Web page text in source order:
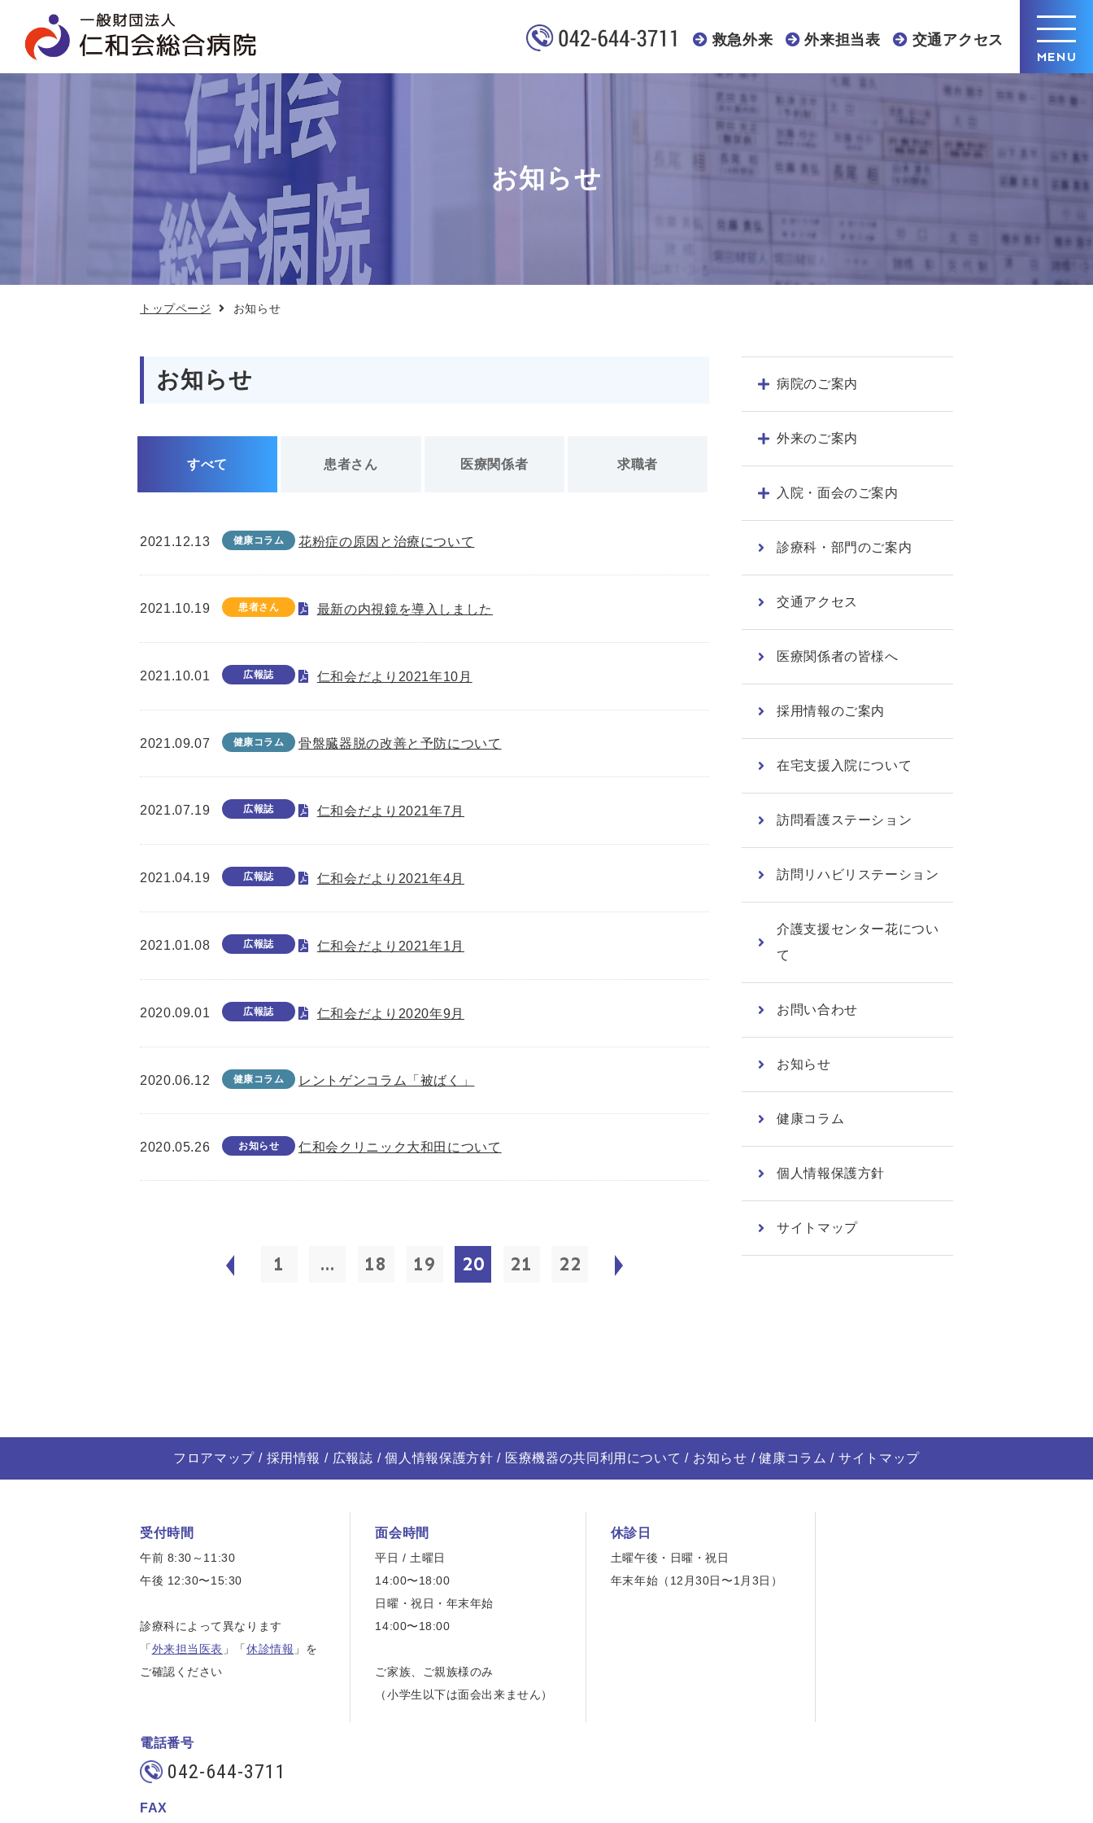
救急外来 外来担当表 交通アクセス
MENU
お知らせ
トップページ お知らせ
お知らせ
すべて 患者さん 医療関係者 求職者
2021.12.13 健康コラム 花粉症の原因と治療について
2021.10.19 患者さん 最新の内視鏡を導入しました
2021.10.01 広報誌 仁和会だより2021年10月
2021.09.07 健康コラム 骨盤臓器脱の改善と予防について
2021.07.19 広報誌 仁和会だより2021年7月
2021.04.19 広報誌 仁和会だより2021年4月
2021.01.08 広報誌 仁和会だより2021年1月
2020.09.01 広報誌 仁和会だより2020年9月
2020.06.12 健康コラム レントゲンコラム「被ばく」
2020.05.26 お知らせ 仁和会クリニック大和田について
1 ... 18 19 20 21 22
病院のご案内
外来のご案内
入院・面会のご案内
診療科・部門のご案内
交通アクセス
医療関係者の皆様へ
採用情報のご案内
在宅支援入院について
訪問看護ステーション
訪問リハビリステーション
介護支援センター花につい
て
お問い合わせ
お知らせ
健康コラム
個人情報保護方針
サイトマップ
フロアマップ 採用情報 広報誌 個人情報保護方針 医療機器の共同利用について お知らせ 健康コラム サイトマップ
受付時間
午前 8:30～11:30
午後 12:30〜15:30
診療科によって異なります
「外来担当医表 」「休診情報 」を
ご確認ください
面会時間
平日 / 土曜日
14:00〜18:00
日曜・祝日・年末年始
14:00〜18:00
ご家族、ご親族様のみ
（小学生以下は面会出来ません）
休診日
土曜午後・日曜・祝日
年末年始（12月30日〜1月3日）
電話番号
042-644-3711
FAX